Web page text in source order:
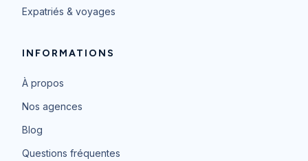
Expatriés & voyages
INFORMATIONS
À propos
Nos agences
Blog
Questions fréquentes